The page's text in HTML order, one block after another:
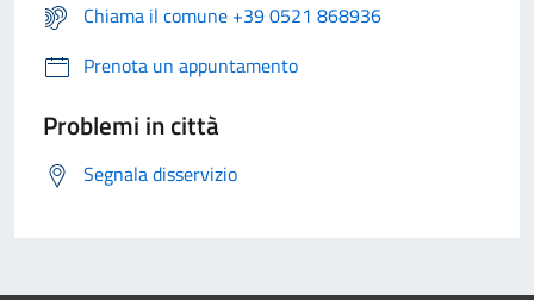
Chiama il comune +39 0521 868936
Prenota un appuntamento
Problemi in città
Segnala disservizio